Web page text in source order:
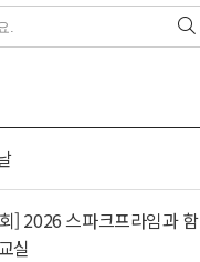
] 2026 스파크프라임과 함
실